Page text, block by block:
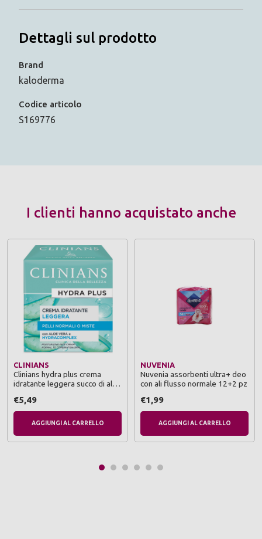
Dettagli sul prodotto
Brand
kaloderma
Codice articolo
S169776
I clienti hanno acquistato anche
CLINIANS
Clinians hydra plus crema
idratante leggera succo di aloe
normali o miste 50 ml
€5,49
AGGIUNGI AL CARRELLO
NUVENIA
Nuvenia assorbenti ultra+ deo
con ali flusso normale 12+2 pz
€1,99
AGGIUNGI AL CARRELLO